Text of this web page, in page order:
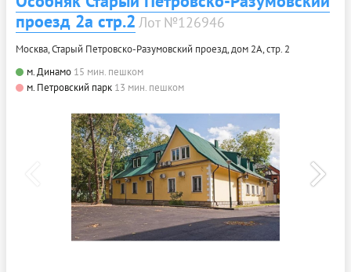
проезд 2а стр.2 Лот №126946
Москва, Старый Петровско-Разумовский проезд, дом 2А, стр. 2
м. Динамо 15 мин. пешком
м. Петровский парк 13 мин. пешком